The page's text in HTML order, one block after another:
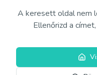
A keresett oldal nem
Ellenőrizd a